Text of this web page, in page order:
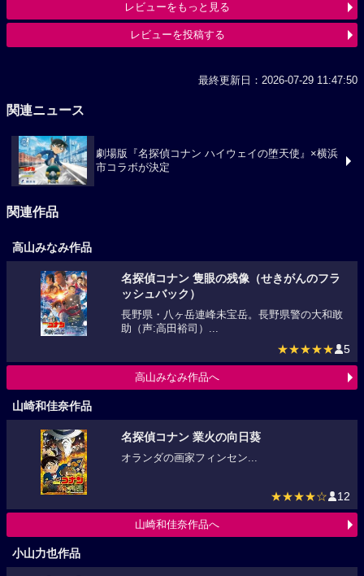
レビューをもっと見る
レビューを投稿する
最終更新日：2026-07-29 11:47:50
関連ニュース
劇場版『名探偵コナン ハイウェイの堕天使』×横浜
市コラボが決定
関連作品
高山みなみ作品
名探偵コナン 隻眼の残像（せきがんのフラ
ッシュバック）
長野県・八ヶ岳連峰未宝岳。長野県警の大和敢
助（声:高田裕司）...
★★★★★ 5
高山みなみ作品へ
山崎和佳奈作品
名探偵コナン 業火の向日葵
オランダの画家フィンセン...
★★★★☆ 12
山崎和佳奈作品へ
小山力也作品